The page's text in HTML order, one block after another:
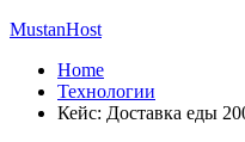
MustanHost
Home
Технологии
Кейс: Доставка еды